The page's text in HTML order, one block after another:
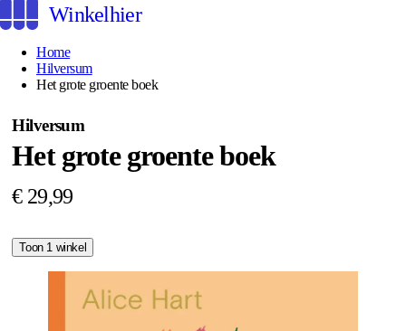
Winkelhier
Home
Hilversum
Het grote groente boek
Hilversum
Het grote groente boek
€ 29,99
Toon 1 winkel